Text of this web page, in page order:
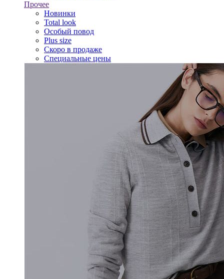
Прочее
Новинки
Total look
Особый повод
Plus size
Скоро в продаже
Специальные цены